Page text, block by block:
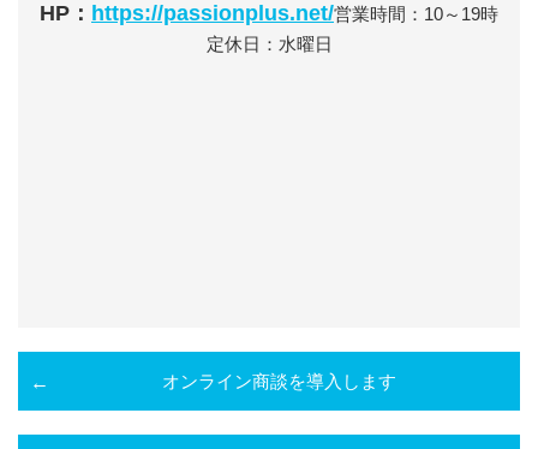
HP： https://passionplus.net/営業時間：10～19時
定休日：水曜日
オンライン商談を導入します